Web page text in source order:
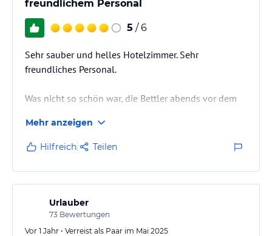
freundlichem Personal
5 / 6
Sehr sauber und helles Hotelzimmer. Sehr
freundliches Personal.
Was nicht so schön war, die Bettler abends vor dem
Mehr anzeigen
Hilfreich Teilen
Urlauber
73 Bewertungen
Vor 1 Jahr • Verreist als Paar im Mai 2025